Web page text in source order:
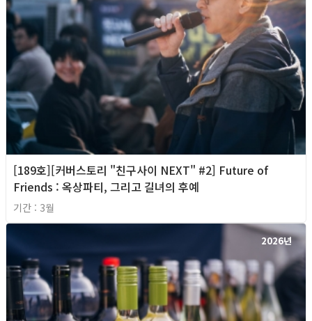
[189호][커버스토리 "친구사이 NEXT" #2] Future of
Friends : 옥상파티, 그리고 길녀의 후예
기간 : 3월
2026년